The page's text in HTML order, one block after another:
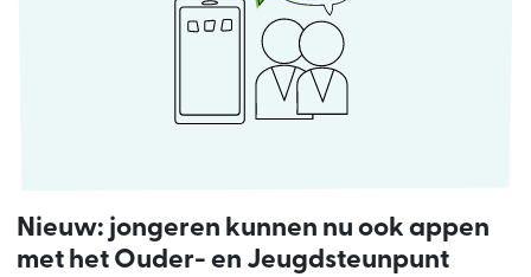
Nieuw: jongeren kunnen nu ook appen
met het Ouder- en Jeugdsteunpunt